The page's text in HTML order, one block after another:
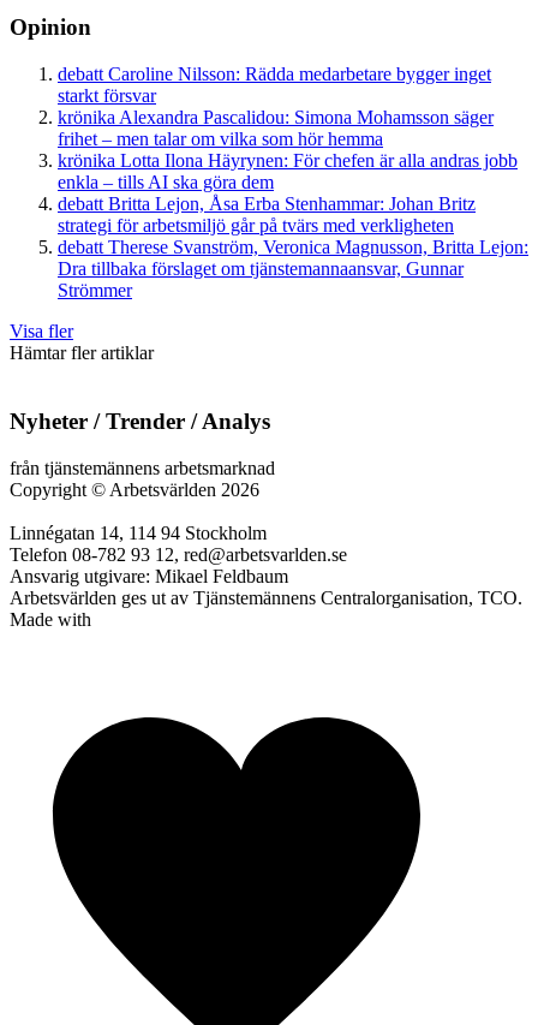
Opinion
debatt Caroline Nilsson: Rädda medarbetare bygger inget
starkt försvar
krönika Alexandra Pascalidou: Simona Mohamsson säger
frihet – men talar om vilka som hör hemma
krönika Lotta Ilona Häyrynen: För chefen är alla andras jobb
enkla – tills AI ska göra dem
debatt Britta Lejon, Åsa Erba Stenhammar: Johan Britz
strategi för arbetsmiljö går på tvärs med verkligheten
debatt Therese Svanström, Veronica Magnusson, Britta Lejon:
Dra tillbaka förslaget om tjänstemannaansvar, Gunnar
Strömmer
Visa fler
Hämtar fler artiklar
Nyheter / Trender / Analys
från tjänstemännens arbetsmarknad
Copyright © Arbetsvärlden 2026
Linnégatan 14, 114 94 Stockholm
Telefon 08-782 93 12, red@arbetsvarlden.se
Ansvarig utgivare: Mikael Feldbaum
Arbetsvärlden ges ut av Tjänstemännens Centralorganisation, TCO.
Made with